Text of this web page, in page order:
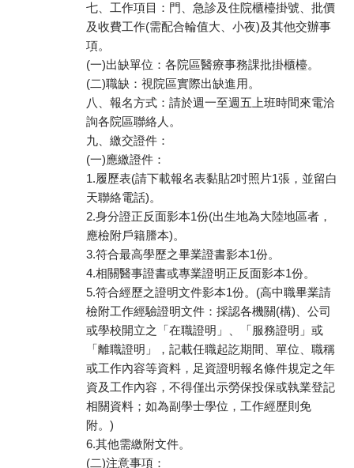
七、工作項目：門、急診及住院櫃檯掛號、批價
及收費工作(需配合輪值大、小夜)及其他交辦事
項。
(一)出缺單位：各院區醫療事務課批掛櫃檯。
(二)職缺：視院區實際出缺進用。
八、報名方式：請於週一至週五上班時間來電洽
詢各院區聯絡人。
九、繳交證件：
(一)應繳證件：
1.履歷表(請下載報名表黏貼2吋照片1張，並留白
天聯絡電話)。
2.身分證正反面影本1份(出生地為大陸地區者，
應檢附戶籍謄本)。
3.符合最高學歷之畢業證書影本1份。
4.相關醫事證書或專業證明正反面影本1份。
5.符合經歷之證明文件影本1份。(高中職畢業請
檢附工作經驗證明文件：採認各機關(構)、公司
或學校開立之「在職證明」、「服務證明」或
「離職證明」，記載任職起訖期間、單位、職稱
或工作內容等資料，足資證明報名條件規定之年
資及工作內容，不得僅出示勞保投保或執業登記
相關資料；如為副學士學位，工作經歷則免
附。)
6.其他需繳附文件。
(二)注意事項：